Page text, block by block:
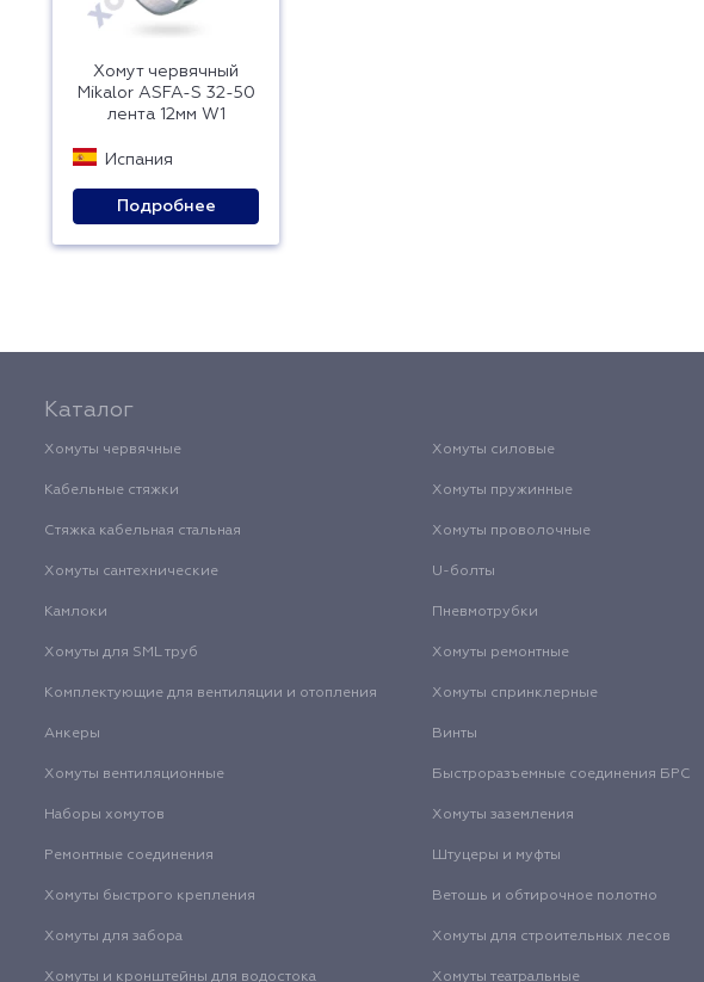
Хомут червячный
Mikalor ASFA-S 32-50
лента 12мм W1
Испания
Подробнее
Каталог
Хомуты червячные Хомуты силовые
Кабельные стяжки Хомуты пружинные
Стяжка кабельная стальная Хомуты проволочные
Хомуты сантехнические U-болты
Камлоки Пневмотрубки
Хомуты для SML труб Хомуты ремонтные
Комплектующие для вентиляции и отопления Хомуты спринклерные
Анкеры Винты
Хомуты вентиляционные Быстроразъемные соединения БРС
Наборы хомутов Хомуты заземления
Ремонтные соединения Штуцеры и муфты
Хомуты быстрого крепления Ветошь и обтирочное полотно
Хомуты для забора Хомуты для строительных лесов
Хомуты и кронштейны для водостока Хомуты театральные